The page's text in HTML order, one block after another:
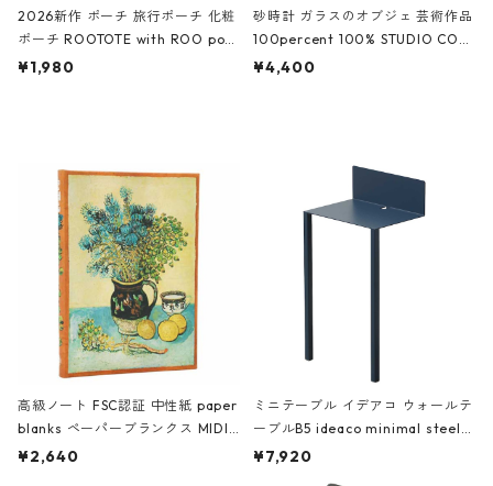
2026新作 ポーチ 旅行ポーチ 化粧
ポーチ ROOTOTE with ROO pou
ch 3532 ルートート WR.ポーチ.ラ
¥1,980
砂時計 ガラスのオブジェ 芸術作品
100percent 100% STUDIO COH
AKU Timeless 100パーセント ス
¥4,400
高級ノート FSC認証 中性紙 paper
blanks ペーパーブランクス MIDI
ハードカバー 罫線 ヴァン・ゴッホ
¥2,640
ミニテーブル イデアコ ウォールテ
ーブルB5 ideaco minimal steel f
urniture WALL Table B5 ネイビー
¥7,920